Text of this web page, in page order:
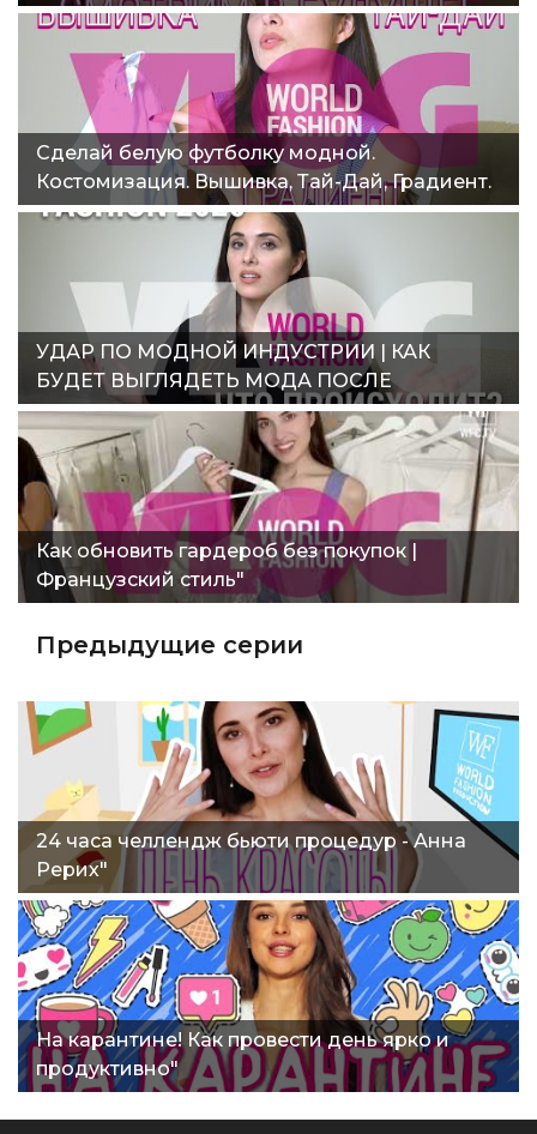
Сделай белую футболку модной.
Костомизация. Вышивка, Тай-Дай, Градиент.
World fashion vlog 4"
УДАР ПО МОДНОЙ ИНДУСТРИИ | КАК
БУДЕТ ВЫГЛЯДЕТЬ МОДА ПОСЛЕ
ЛОКДАУНА?"
Как обновить гардероб без покупок |
Французский стиль"
Предыдущие серии
24 часа челлендж бьюти процедур - Анна
Рерих"
На карантине! Как провести день ярко и
продуктивно"